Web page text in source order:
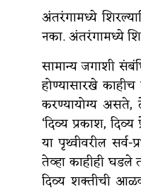
अंतरंगामध्ये
नका. अंतरंगामध्ये
सामान्य जगाशी
होण्यासारखे
करण्यायोग्य
‘दिव्य प्रकाश,
या पृथ्वीवरील
तेव्हा काहीही
दिव्य शक्ती‌ची